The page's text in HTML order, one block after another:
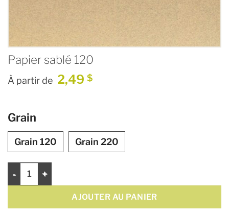
Papier sablé 120
À partir de 2,49 $
Grain
Grain 120 Grain 220
AJOUTER AU PANIER